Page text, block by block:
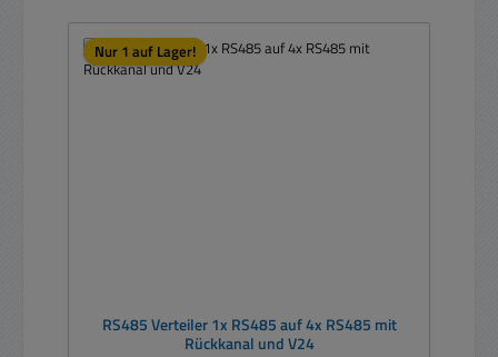
Nur 1 auf Lager!
RS485 Verteiler 1x RS485 auf 4x RS485 mit
Rückkanal und V24